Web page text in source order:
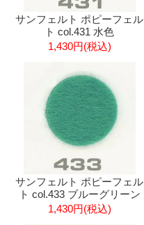
サンフェルト ポピーフェル
ト col.431 水色
1,430円(税込)
サンフェルト ポピーフェル
ト col.433 ブルーグリーン
1,430円(税込)